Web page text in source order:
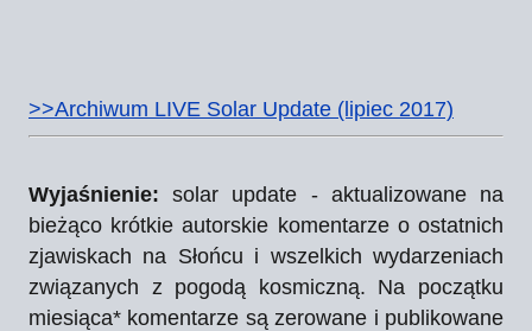
>>Archiwum LIVE Solar Update (lipiec 2017)
Wyjaśnienie: solar update - aktualizowane na
bieżąco krótkie autorskie komentarze o ostatnich
zjawiskach na Słońcu i wszelkich wydarzeniach
związanych z pogodą kosmiczną. Na początku
miesiąca* komentarze są zerowane i publikowane